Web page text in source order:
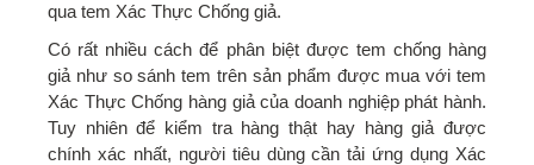
qua tem Xác Thực Chống giả.
Có rất nhiều cách để phân biệt được tem chống hàng
giả như so sánh tem trên sản phẩm được mua với tem
Xác Thực Chống hàng giả của doanh nghiệp phát hành.
Tuy nhiên để kiểm tra hàng thật hay hàng giả được
chính xác nhất, người tiêu dùng cần tải ứng dụng Xác